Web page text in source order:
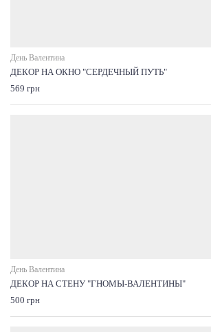
День Валентина
ДЕКОР НА ОКНО "СЕРДЕЧНЫЙ ПУТЬ"
569 грн
День Валентина
ДЕКОР НА СТЕНУ "ГНОМЫ-ВАЛЕНТИНЫ"
500 грн